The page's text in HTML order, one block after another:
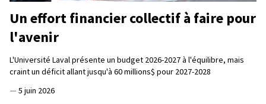
Un effort financier collectif à faire pour
l'avenir
L'Université Laval présente un budget 2026-2027 à l'équilibre, mais
craint un déficit allant jusqu'à 60 millions$ pour 2027-2028
— 5 juin 2026